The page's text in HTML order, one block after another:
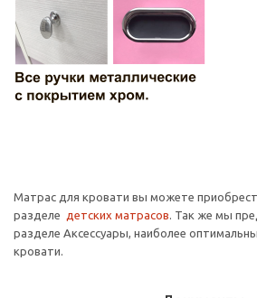
Матрас для кровати вы можете
разделе детских матрасов. Так же мы
разделе Аксессуары, наиболее
кровати.